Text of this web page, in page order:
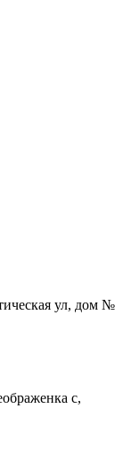
ул, дом №
с,